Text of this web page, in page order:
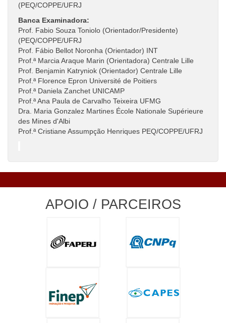
(PEQ/COPPE/UFRJ
Banca Examinadora:
Prof. Fabio Souza Toniolo (Orientador/Presidente)
(PEQ/COPPE/UFRJ
Prof. Fábio Bellot Noronha (Orientador) INT
Prof.ª Marcia Araque Marin (Orientadora) Centrale Lille
Prof. Benjamin Katryniok (Orientador) Centrale Lille
Prof.ª Florence Epron Université de Poitiers
Prof.ª Daniela Zanchet UNICAMP
Prof.ª Ana Paula de Carvalho Teixeira UFMG
Dra. Maria Gonzalez Martines École Nationale Supérieure
des Mines d'Albi
Prof.ª Cristiane Assumpção Henriques PEQ/COPPE/UFRJ
APOIO / PARCEIROS